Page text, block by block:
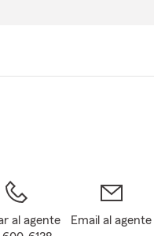
al agente
Email al agente